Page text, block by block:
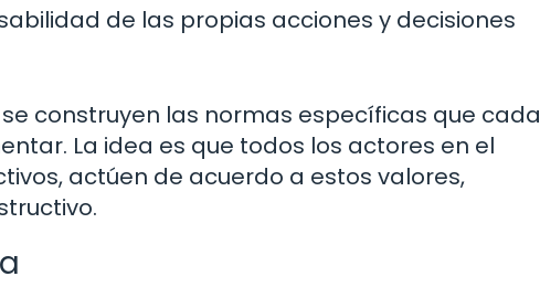
de las propias acciones y decisiones
construyen las normas específicas que cada
La idea es que todos los actores en el
actúen de acuerdo a estos valores,